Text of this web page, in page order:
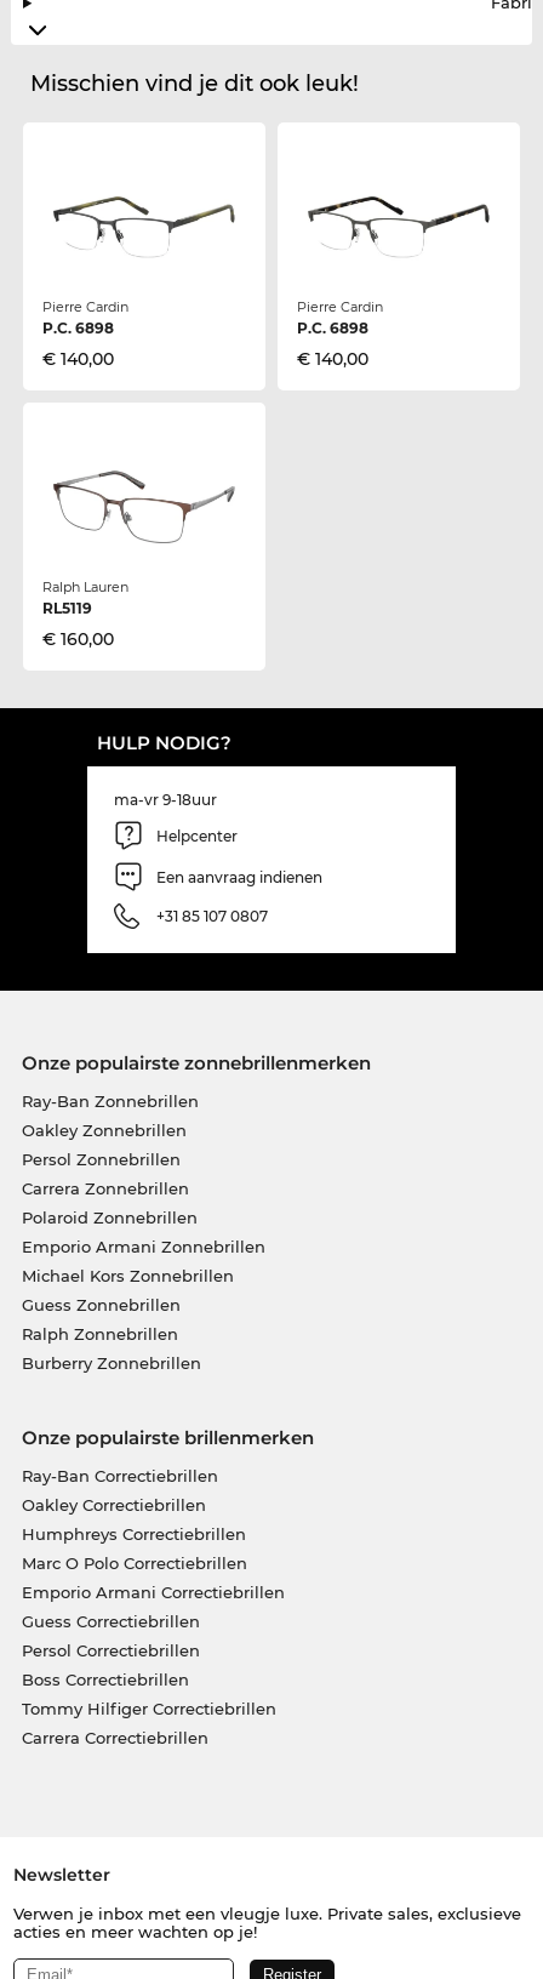
Misschien vind je dit ook leuk!
Pierre Cardin
P.C. 6898
€ 140,00
Pierre Cardin
P.C. 6898
€ 140,00
Ralph Lauren
RL5119
€ 160,00
HULP NODIG?
ma-vr 9-18uur
Helpcenter
Een aanvraag indienen
+31 85 107 0807
Onze populairste zonnebrillenmerken
Ray-Ban Zonnebrillen
Oakley Zonnebrillen
Persol Zonnebrillen
Carrera Zonnebrillen
Polaroid Zonnebrillen
Emporio Armani Zonnebrillen
Michael Kors Zonnebrillen
Guess Zonnebrillen
Ralph Zonnebrillen
Burberry Zonnebrillen
Onze populairste brillenmerken
Ray-Ban Correctiebrillen
Oakley Correctiebrillen
Humphreys Correctiebrillen
Marc O Polo Correctiebrillen
Emporio Armani Correctiebrillen
Guess Correctiebrillen
Persol Correctiebrillen
Boss Correctiebrillen
Tommy Hilfiger Correctiebrillen
Carrera Correctiebrillen
Newsletter
Verwen je inbox met een vleugje luxe. Private sales, exclusieve
acties en meer wachten op je!